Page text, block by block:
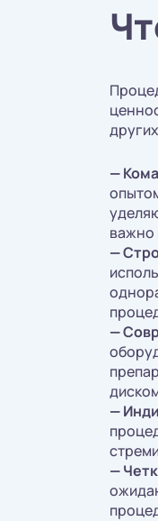
—
важно
—
—
—
—